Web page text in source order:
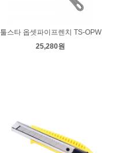
툴스타 옵셋파이프렌치 TS-OPW
25,280원